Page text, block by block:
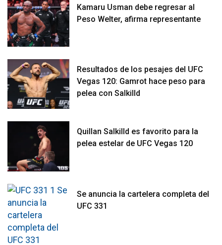
Kamaru Usman debe regresar al
Peso Welter, afirma representante
Resultados de los pesajes del UFC
Vegas 120: Gamrot hace peso para
pelea con Salkilld
Quillan Salkilld es favorito para la
pelea estelar de UFC Vegas 120
Se anuncia la cartelera completa del
UFC 331